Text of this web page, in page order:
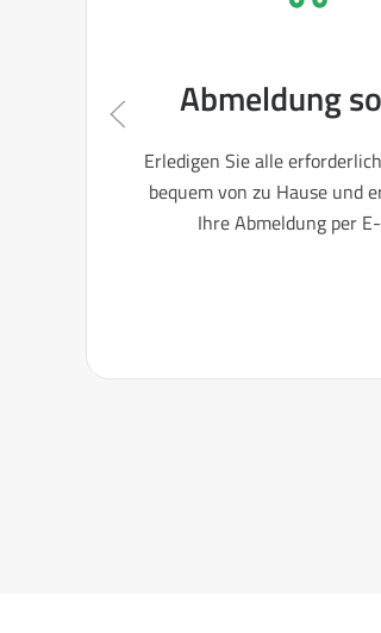
Abmeldung
Erledigen Sie alle
bequem von zu Hause und
Ihre Abmeldung per